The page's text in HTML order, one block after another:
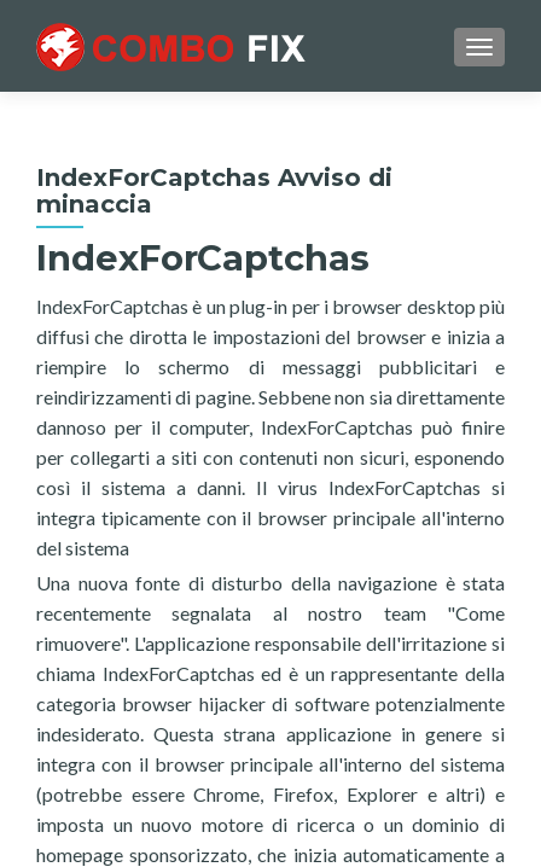
IndexForCaptchas Avviso di
minaccia
IndexForCaptchas
IndexForCaptchas è un plug-in per i browser desktop più
diffusi che dirotta le impostazioni del browser e inizia a
riempire lo schermo di messaggi pubblicitari e
reindirizzamenti di pagine. Sebbene non sia direttamente
dannoso per il computer, IndexForCaptchas può finire
per collegarti a siti con contenuti non sicuri, esponendo
così il sistema a danni. Il virus IndexForCaptchas si
integra tipicamente con il browser principale all'interno
del sistema
Una nuova fonte di disturbo della navigazione è stata
recentemente segnalata al nostro team "Come
rimuovere". L'applicazione responsabile dell'irritazione si
chiama IndexForCaptchas ed è un rappresentante della
categoria browser hijacker di software potenzialmente
indesiderato. Questa strana applicazione in genere si
integra con il browser principale all'interno del sistema
(potrebbe essere Chrome, Firefox, Explorer e altri) e
imposta un nuovo motore di ricerca o un dominio di
homepage sponsorizzato, che inizia automaticamente a